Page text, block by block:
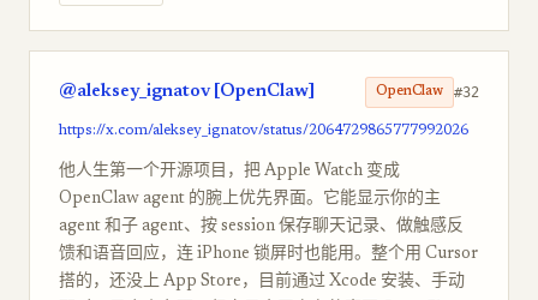
@aleksey_ignatov [OpenClaw] OpenClaw #32
https://x.com/aleksey_ignatov/status/2064729865777992026
他人生第一个开源项目，把 Apple Watch 变成
OpenClaw agent 的腕上优先界面。它能显示你的主
agent 和子 agent、按 session 保存聊天记录、做触感反
馈和语音回应，连 iPhone 锁屏时也能用。整个用 Cursor
搭的，还没上 App Store，目前通过 Xcode 安装、手动